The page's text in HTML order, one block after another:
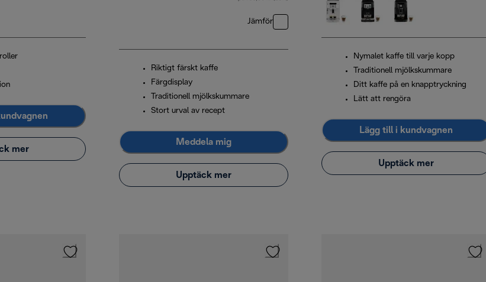
mer
Jämför
Riktigt färskt kaffe
Färgdisplay
Traditionell mjölkskummare
Stort urval av recept
Meddela mig
Upptäck mer
Nymalet kaffe till varje kopp
Traditionell mjölkskummare
Ditt kaffe på en knapptryckning
Lätt att rengöra
Lägg till i kundvagnen
Upptäck mer